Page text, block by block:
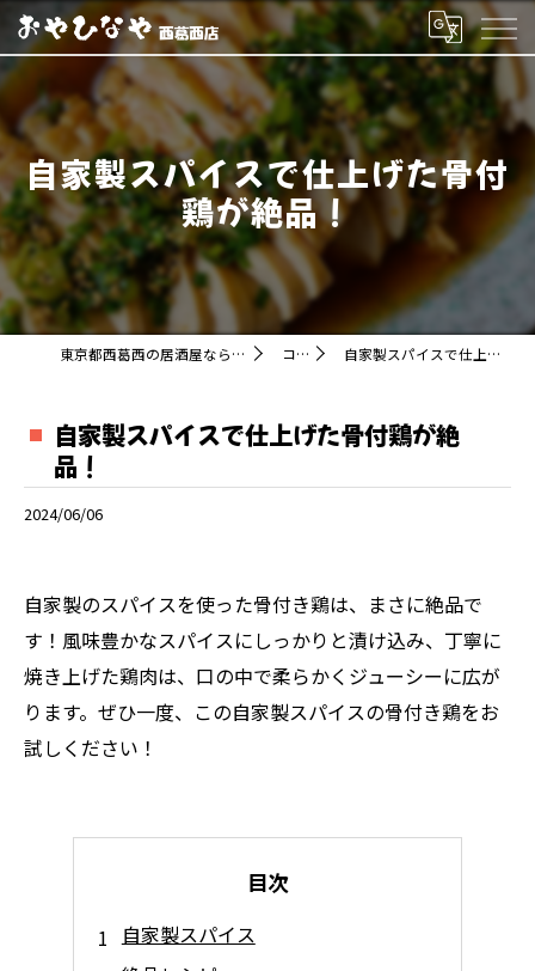
自家製スパイスで仕上げた骨付
鶏が絶品！
東京都西葛西の居酒屋ならおやひなや 西葛西店 コラム 自家製スパイスで仕上げた骨付鶏が絶品！
自家製スパイスで仕上げた骨付鶏が絶
品！
2024/06/06
自家製のスパイスを使った骨付き鶏は、まさに絶品で
す！風味豊かなスパイスにしっかりと漬け込み、丁寧に
焼き上げた鶏肉は、口の中で柔らかくジューシーに広が
ります。ぜひ一度、この自家製スパイスの骨付き鶏をお
試しください！
目次
自家製スパイス